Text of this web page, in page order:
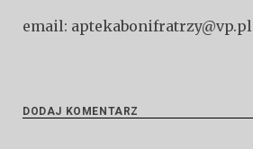
email: aptekabonifratrzy@vp.pl
DODAJ KOMENTARZ